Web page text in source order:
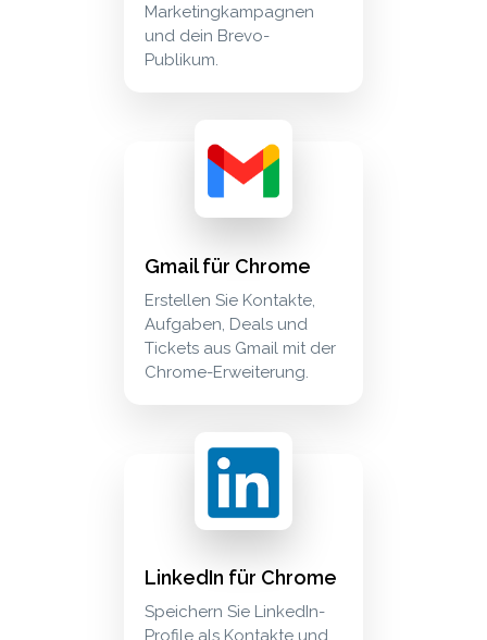
Marketingkampagnen
und dein Brevo-
Publikum.
gmail für chrome erstellen sie kontakte,
Gmail für Chrome
Erstellen Sie Kontakte,
Aufgaben, Deals und
Tickets aus Gmail mit der
Chrome-Erweiterung.
linkedin für chrome speichern sie linkedin-
LinkedIn für Chrome
Speichern Sie LinkedIn-
Profile als Kontakte und